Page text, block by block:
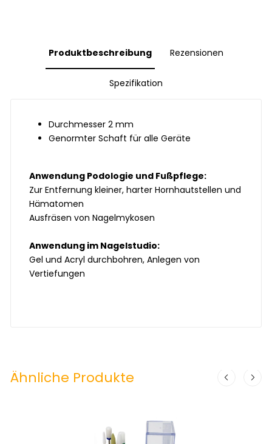
Produktbeschreibung Rezensionen
Spezifikation
Durchmesser 2 mm
Genormter Schaft für alle Geräte
Anwendung Podologie und Fußpflege:
Zur Entfernung kleiner, harter Hornhautstellen und
Hämatomen
Ausfräsen von Nagelmykosen
Anwendung im Nagelstudio:
Gel und Acryl durchbohren, Anlegen von
Vertiefungen
Ähnliche Produkte